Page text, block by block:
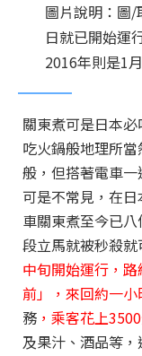
圖片說明：圖
日就已開始運
2016年則是1
關東煮可是日本
吃火鍋般地理所
般，但搭著電車
可是不常見，在
車關東煮至今已
段立馬就被秒殺就
中旬開始運行，
前」，來回約一
務 ，乘客花上
及果汁、酒品等，